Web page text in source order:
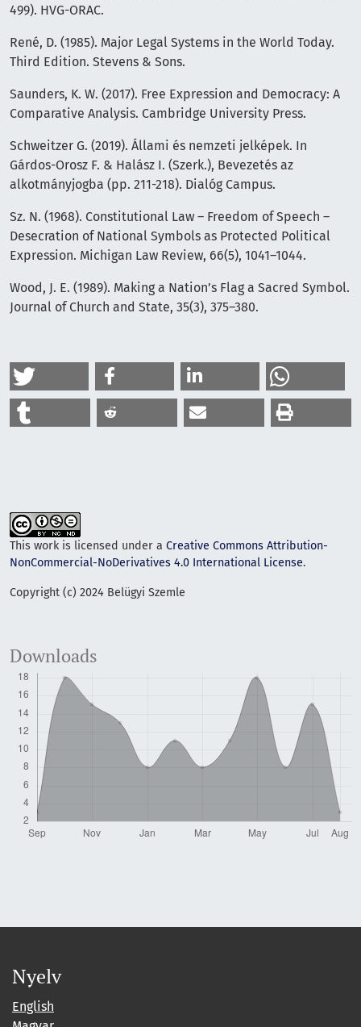
499). HVG-ORAC.
René, D. (1985). Major Legal Systems in the World Today.
Third Edition. Stevens & Sons.
Saunders, K. W. (2017). Free Expression and Democracy: A
Comparative Analysis. Cambridge University Press.
Schweitzer G. (2019). Állami és nemzeti jelképek. In
Gárdos-Orosz F. & Halász I. (Szerk.), Bevezetés az
alkotmányjogba (pp. 211-218). Dialóg Campus.
Sz. N. (1968). Constitutional Law – Freedom of Speech –
Desecration of National Symbols as Protected Political
Expression. Michigan Law Review, 66(5), 1041–1044.
Wood, J. E. (1989). Making a Nation’s Flag a Sacred Symbol.
Journal of Church and State, 35(3), 375–380.
This work is licensed under a Creative Commons Attribution-
NonCommercial-NoDerivatives 4.0 International License.
Copyright (c) 2024 Belügyi Szemle
Downloads
Nyelv
English